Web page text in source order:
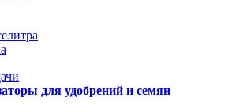
для удобрений и семян